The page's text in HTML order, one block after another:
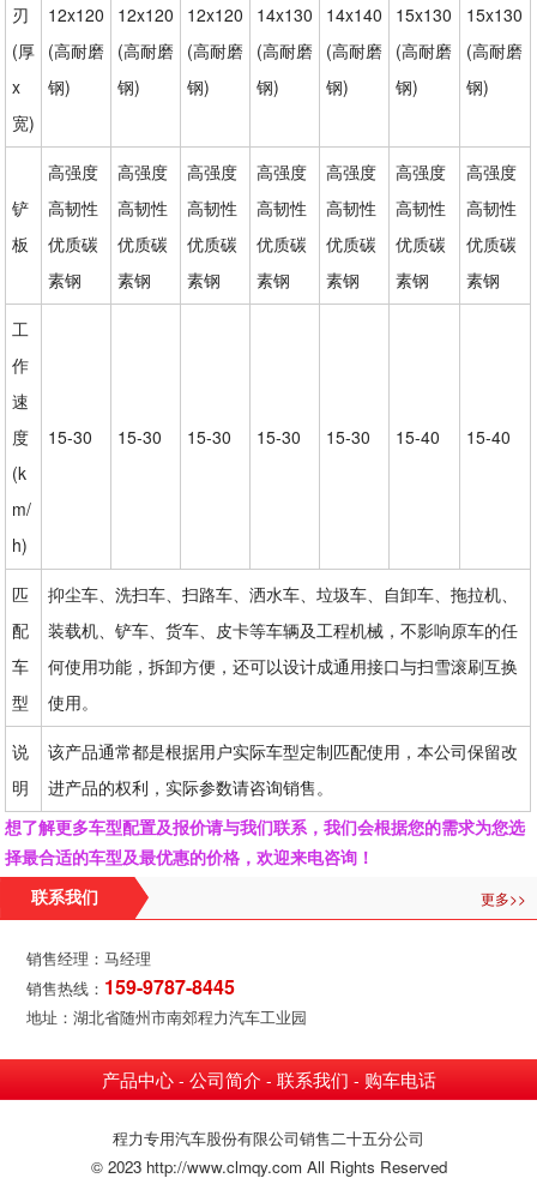
刃
(厚
x
宽)
12x120
(高耐磨
钢)
12x120
(高耐磨
钢)
12x120
(高耐磨
钢)
14x130
(高耐磨
钢)
14x140
(高耐磨
钢)
15x130
(高耐磨
钢)
15x130
(高耐磨
钢)
铲
板
高强度
高韧性
优质碳
素钢
高强度
高韧性
优质碳
素钢
高强度
高韧性
优质碳
素钢
高强度
高韧性
优质碳
素钢
高强度
高韧性
优质碳
素钢
高强度
高韧性
优质碳
素钢
高强度
高韧性
优质碳
素钢
工
作
速
度
(k
m/
h)
15-30 15-30 15-30 15-30 15-30 15-40 15-40
匹
配
车
型
抑尘车、洗扫车、扫路车、洒水车、垃圾车、自卸车、拖拉机、
装载机、铲车、货车、皮卡等车辆及工程机械，不影响原车的任
何使用功能，拆卸方便，还可以设计成通用接口与扫雪滚刷互换
使用。
说
明
该产品通常都是根据用户实际车型定制匹配使用，本公司保留改
进产品的权利，实际参数请咨询销售。
想了解更多车型配置及报价请与我们联系，我们会根据您的需求为您选
择最合适的车型及最优惠的价格，欢迎来电咨询！
联系我们 更多>>
销售经理：马经理
销售热线： 159-9787-8445
地址：湖北省随州市南郊程力汽车工业园
产品中心- 公司简介 - 联系我们 - 购车电话
程力专用汽车股份有限公司销售二十五分公司
© 2023 http://www.clmqy.com All Rights Reserved